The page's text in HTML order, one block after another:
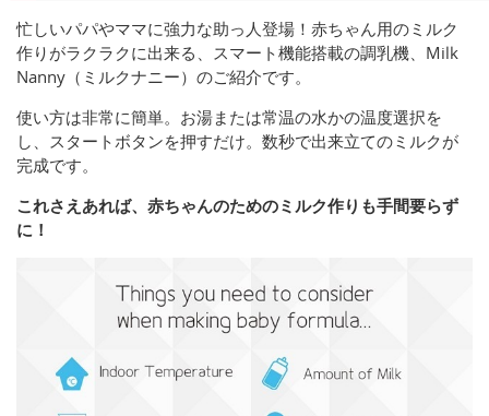
忙しいパパやママに強力な助っ人登場！赤ちゃん用のミルク
作りがラクラクに出来る、スマート機能搭載の調乳機、Milk
Nanny（ミルクナニー）のご紹介です。
使い方は非常に簡単。お湯または常温の水かの温度選択を
し、スタートボタンを押すだけ。数秒で出来立てのミルクが
完成です。
これさえあれば、赤ちゃんのためのミルク作りも手間要らず
に！